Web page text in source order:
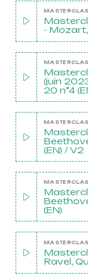
-
(juin
20 n°4
(EN) / V2
(EN)
Ravel,